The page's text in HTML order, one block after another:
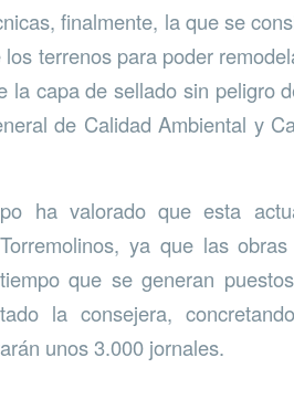
finalmente, la que se
terrenos para poder
la capa de sellado sin peligro
de Calidad Ambiental y
ha valorado que esta
ya que las
que se generan
la consejera,
unos 3.000 jornales.